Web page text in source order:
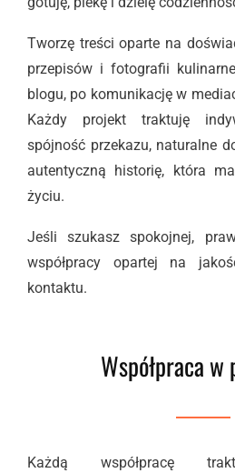
Tworzę treści oparte na
przepisów i fotografii
blogu, po komunikację w
Każdy projekt traktuję
spójność przekazu, naturalne
autentyczną historię, która
życiu.
Jeśli szukasz spokojnej,
współpracy opartej na
kontaktu.
Współpraca
Każdą współpracę